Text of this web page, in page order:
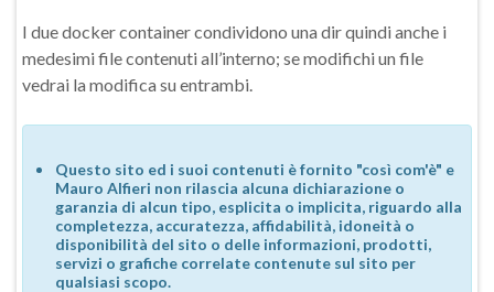
I due docker container condividono una dir quindi anche i
medesimi file contenuti all’interno; se modifichi un file
vedrai la modifica su entrambi.
Questo sito ed i suoi contenuti è fornito "così com'è" e
Mauro Alfieri non rilascia alcuna dichiarazione o
garanzia di alcun tipo, esplicita o implicita, riguardo alla
completezza, accuratezza, affidabilità, idoneità o
disponibilità del sito o delle informazioni, prodotti,
servizi o grafiche correlate contenute sul sito per
qualsiasi scopo.